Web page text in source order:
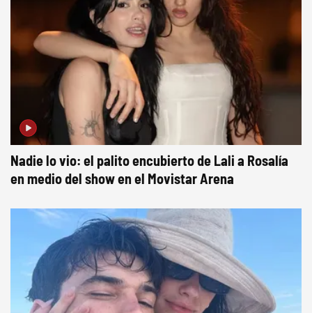
Nadie lo vio: el palito encubierto de Lali a Rosalía
en medio del show en el Movistar Arena